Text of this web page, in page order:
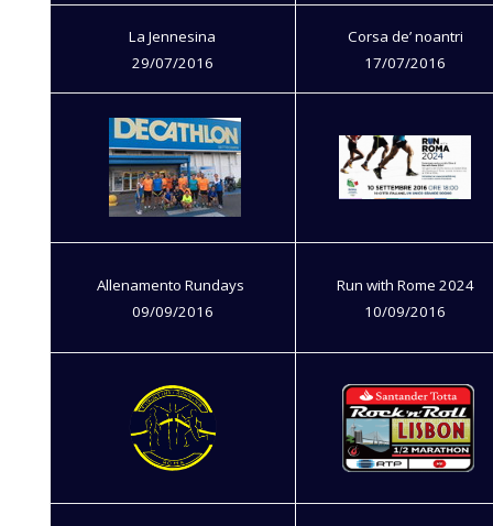
La Jennesina
29/07/2016
Corsa de’ noantri
17/07/2016
Allenamento Rundays
09/09/2016
Run with Rome 2024
10/09/2016